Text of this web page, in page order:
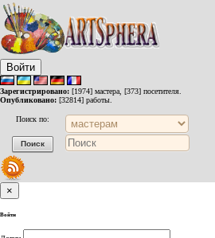
Войти
Зарегистрировано: [1974] мастера, [373] посетителя.
Опубликовано: [32814] работы.
Поиск по:
×
Войти